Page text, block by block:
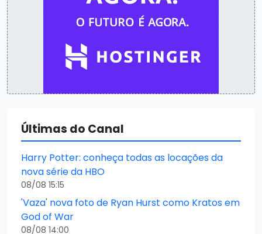
Últimas do Canal
Harry Potter: conheça todas as locações da
nova série da HBO
08/08 15:15
'Vaza' nova foto de Ryan Hurst como Kratos em
God of War
08/08 14:00